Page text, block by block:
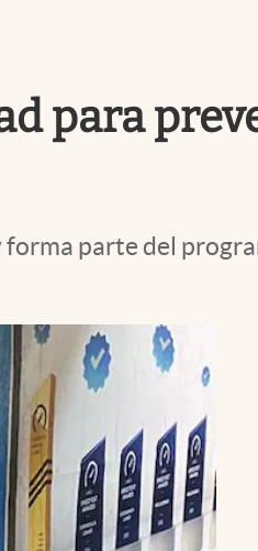
para
parte del